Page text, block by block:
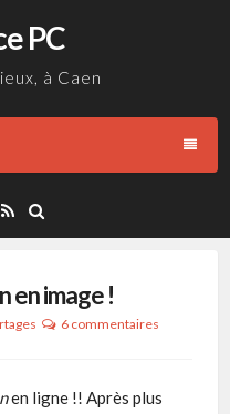
PC
à Caen
en image !
6 commentaires
en ligne !! Après plus